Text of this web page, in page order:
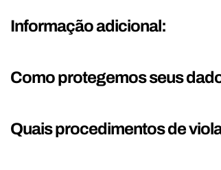
Informação adicional:
Como protegemos seus
Quais procedimentos de